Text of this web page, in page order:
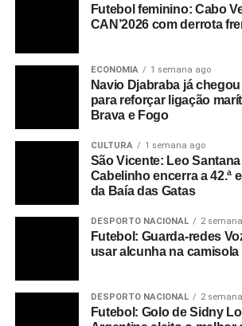
Futebol feminino: Cabo
CAN’2026 com derrota
ECONOMIA 1 semana ago
Navio Djabraba já
para reforçar ligação
Brava e Fogo
CULTURA 1 semana ago
São Vicente: Leo Santana
Cabelinho encerra a 42.ª
da Baía das Gatas
DESPORTO NACIONAL 2
Futebol: Guarda-redes
usar alcunha na
DESPORTO NACIONAL 2
Futebol: Golo de Sidny